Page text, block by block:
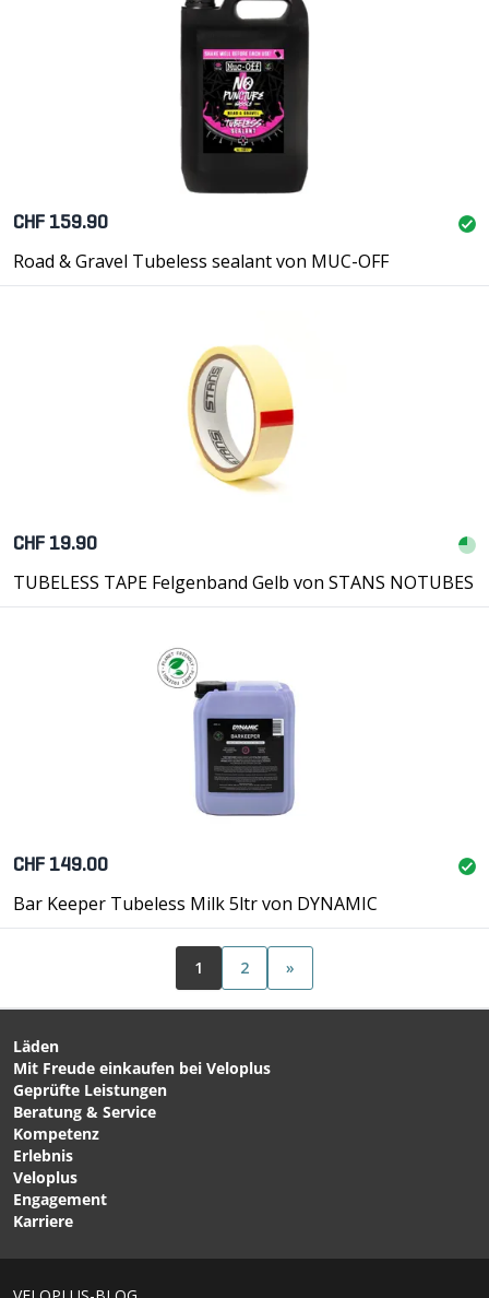
CHF 159.90
Road & Gravel Tubeless sealant von MUC-OFF
CHF 19.90
TUBELESS TAPE Felgenband Gelb von STANS NOTUBES
CHF 149.00
Bar Keeper Tubeless Milk 5ltr von DYNAMIC
1 2 »
Läden
Mit Freude einkaufen bei Veloplus
Geprüfte Leistungen
Beratung & Service
Kompetenz
Erlebnis
Veloplus
Engagement
Karriere